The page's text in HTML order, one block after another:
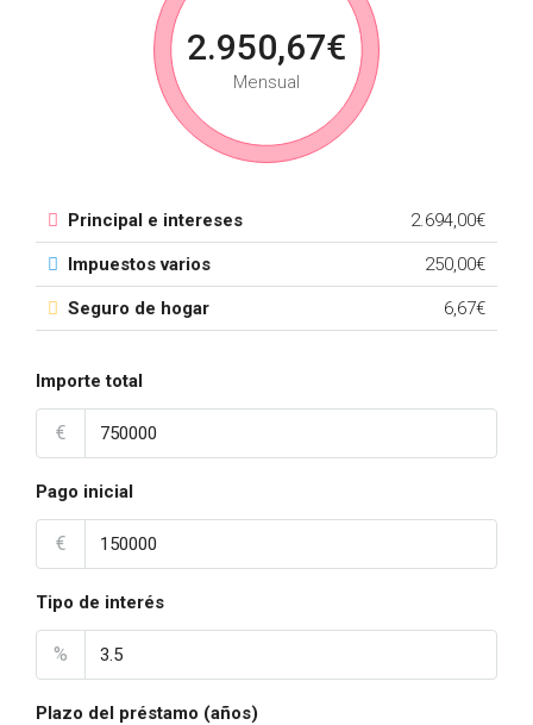
2.950,67€
Mensual
Principal e intereses 2.694,00€
Impuestos varios 250,00€
Seguro de hogar 6,67€
Importe total
€
Pago inicial
€
Tipo de interés
%
Plazo del préstamo (años)